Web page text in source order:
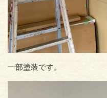
一部塗装です。